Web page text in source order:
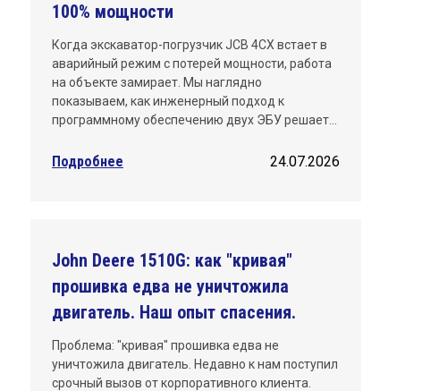
Уфа
Хабаровск
100% мощности
Когда экскаватор-погрузчик JCB 4CX встает в
аварийный режим с потерей мощности, работа
на объекте замирает. Мы наглядно
показываем, как инженерный подход к
программному обеспечению двух ЭБУ решает…
Подробнее 24.07.2026
John Deere 1510G: как "кривая"
прошивка едва не уничтожила
двигатель. Наш опыт спасения.
Проблема: "кривая" прошивка едва не
уничтожила двигатель. Недавно к нам поступил
срочный вызов от корпоративного клиента.